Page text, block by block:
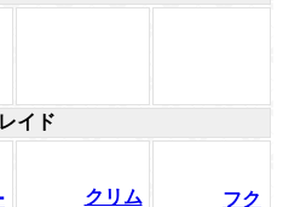
イド
クリム
フク